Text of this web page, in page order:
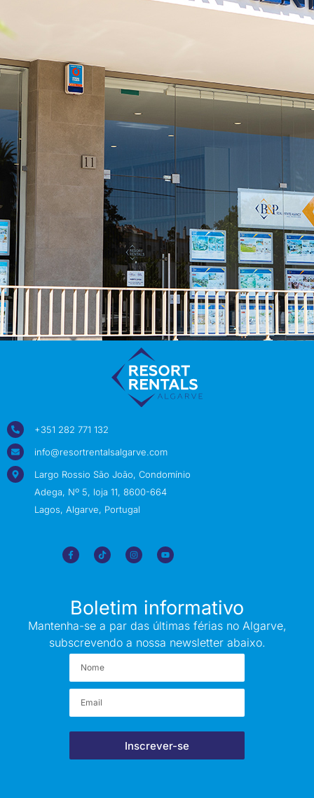
+351 282 771 132
info@resortrentalsalgarve.com
Largo Rossio São João, Condomínio
Adega, Nº 5, loja 11, 8600-664
Lagos, Algarve, Portugal
Boletim informativo
Mantenha-se a par das últimas férias no Algarve,
subscrevendo a nossa newsletter abaixo.
Inscrever-se